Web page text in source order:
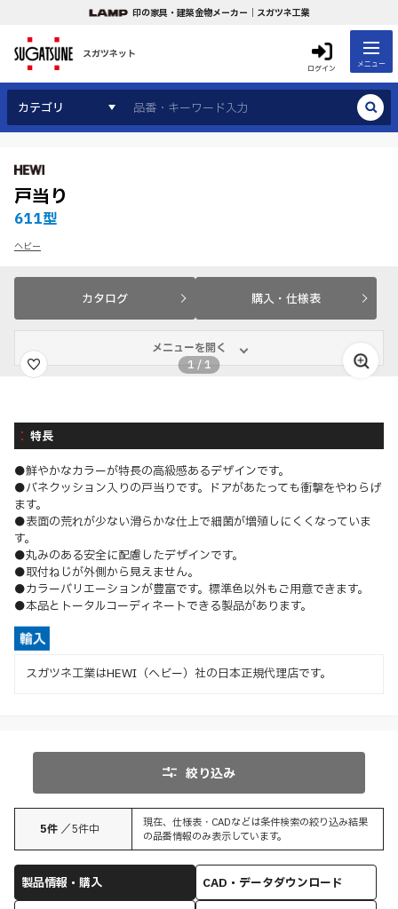
印の家具・建築金物メーカー｜スガツネ工業
スガツネット
ログイン メニュー
カテゴリ
戸当り
611型
ヘビー
カタログ 購入・仕様表
メニューを開く
1 /1
特長
●鮮やかなカラーが特長の高級感あるデザインです。
●バネクッション入りの戸当りです。ドアがあたっても衝撃をやわらげ
ます。
●表面の荒れが少ない滑らかな仕上で細菌が増殖しにくくなっていま
す。
●丸みのある安全に配慮したデザインです。
●取付ねじが外側から見えません。
●カラーバリエーションが豊富です。標準色以外もご用意できます。
●本品とトータルコーディネートできる製品があります。
スガツネ工業はHEWI（ヘビー）社の日本正規代理店です。
絞り込み
5件 ／5件中
現在、仕様表・CADなどは条件検索の絞り込み結果
の品番情報のみ表示しています。
製品情報・購入
CAD・データダウンロード